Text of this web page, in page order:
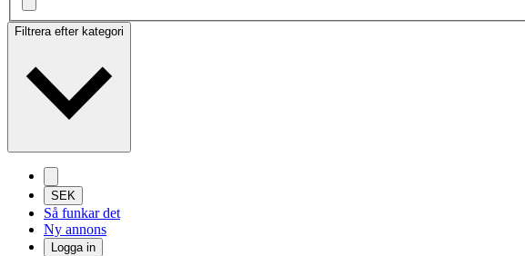
Filtrera efter kategori
SEK
Så funkar det
Ny annons
Logga in